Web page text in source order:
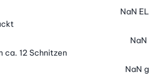
NaN EL
ca. 12 Schnitzen
NaN
NaN g